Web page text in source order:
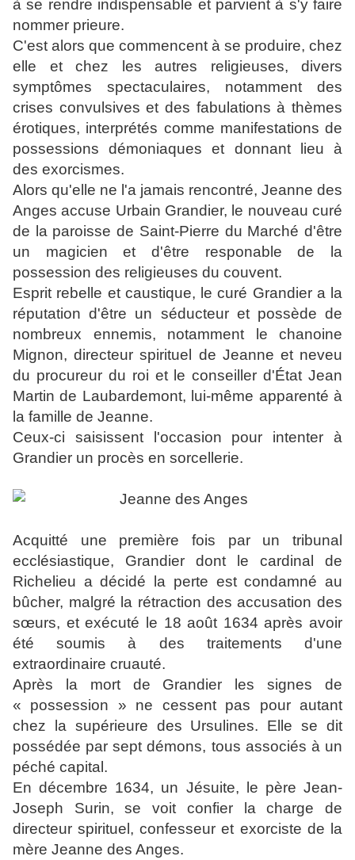
à se rendre indispensable et parvient à s'y faire
nommer prieure.
C'est alors que commencent à se produire, chez
elle et chez les autres religieuses, divers
symptômes spectaculaires, notamment des
crises convulsives et des fabulations à thèmes
érotiques, interprétés comme manifestations de
possessions démoniaques et donnant lieu à
des exorcismes.
Alors qu'elle ne l'a jamais rencontré, Jeanne des
Anges accuse Urbain Grandier, le nouveau curé
de la paroisse de Saint-Pierre du Marché d'être
un magicien et d'être responable de la
possession des religieuses du couvent.
Esprit rebelle et caustique, le curé Grandier a la
réputation d'être un séducteur et possède de
nombreux ennemis, notamment le chanoine
Mignon, directeur spirituel de Jeanne et neveu
du procureur du roi et le conseiller d'État Jean
Martin de Laubardemont, lui-même apparenté à
la famille de Jeanne.
Ceux-ci saisissent l'occasion pour intenter à
Grandier un procès en sorcellerie.
Acquitté une première fois par un tribunal
ecclésiastique, Grandier dont le cardinal de
Richelieu a décidé la perte est condamné au
bûcher, malgré la rétraction des accusation des
sœurs, et exécuté le 18 août 1634 après avoir
été soumis à des traitements d'une
extraordinaire cruauté.
Après la mort de Grandier les signes de
« possession » ne cessent pas pour autant
chez la supérieure des Ursulines. Elle se dit
possédée par sept démons, tous associés à un
péché capital.
En décembre 1634, un Jésuite, le père Jean-
Joseph Surin, se voit confier la charge de
directeur spirituel, confesseur et exorciste de la
mère Jeanne des Anges.